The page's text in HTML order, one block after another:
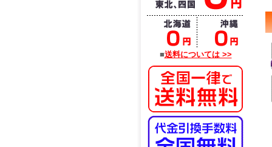
■送料については >>